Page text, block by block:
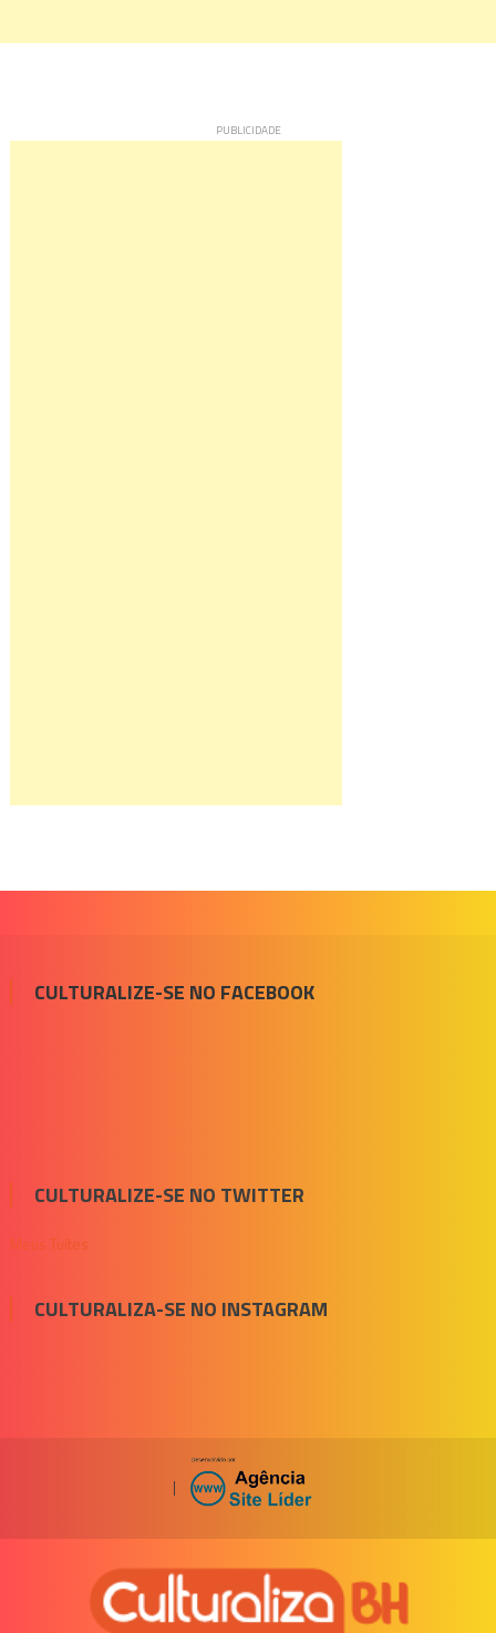
CULTURALIZE-SE NO FACEBOOK
CULTURALIZE-SE NO TWITTER
Meus Tuítes
CULTURALIZA-SE NO INSTAGRAM
|